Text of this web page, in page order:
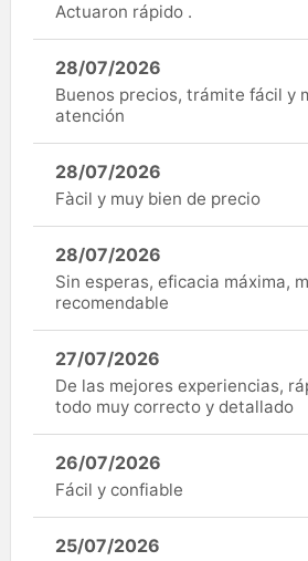
Actuaron rápido .
28/07/2026
Buenos precios, trámite fácil y
atención
28/07/2026
Fàcil y muy bien de precio
28/07/2026
Sin esperas, eficacia máxima,
recomendable
27/07/2026
De las mejores experiencias,
todo muy correcto y detallado
26/07/2026
Fácil y confiable
25/07/2026